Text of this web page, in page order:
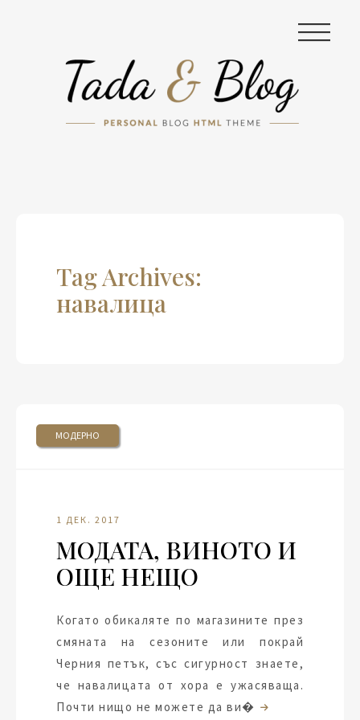
|||
Tag Archives:
навалица
МОДЕРНО
1 ДЕК. 2017
МОДАТА, ВИНОТО И
ОЩЕ НЕЩО
Когато обикаляте по магазините през
смяната на сезоните или покрай
Черния петък, със сигурност знаете,
че навалицата от хора е ужасяваща.
Почти нищо не можете да ви�